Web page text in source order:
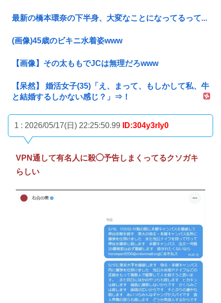
最新の橋本環奈の下半身、大変なことになってるって...
(画像)45歳のビキニ水着姿www
【画像】その太ももでJCは無理だろwww
【呆然】 婚活女子(35)「え、まって、もしかして私、牛
と結婚するしかない感じ？」⇒！
1 : 2026/05/17(日) 22:25:50.99 ID:304y3rIy0
VPN通して有名人に殺◯予告しまくってるクソガキ
らしい